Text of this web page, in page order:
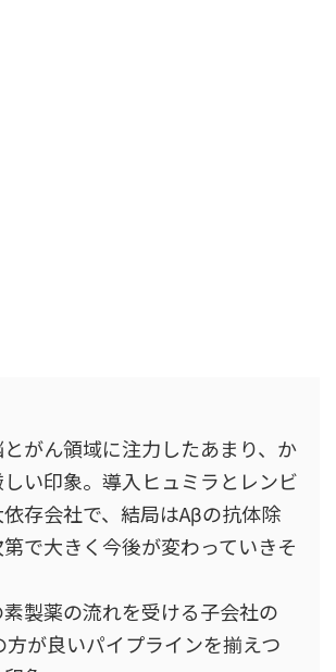
がん領域に注力したあまり、か
い印象。導入ヒュミラとレンビ
存会社で、結局はAβの抗体除
で大きく今後が変わっていきそ
製薬の流れを受ける子会社の
方が良いパイプラインを揃えつ